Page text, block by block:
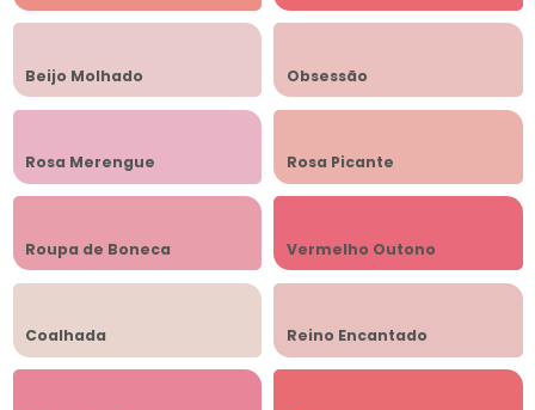
Beijo Molhado Obsessão
Rosa Merengue Rosa Picante
Roupa de Boneca Vermelho Outono
Coalhada Reino Encantado